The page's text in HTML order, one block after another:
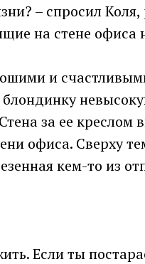
– спросил
на стене офиса
и
за ее креслом
офиса. Сверху
кем-то из
Если ты